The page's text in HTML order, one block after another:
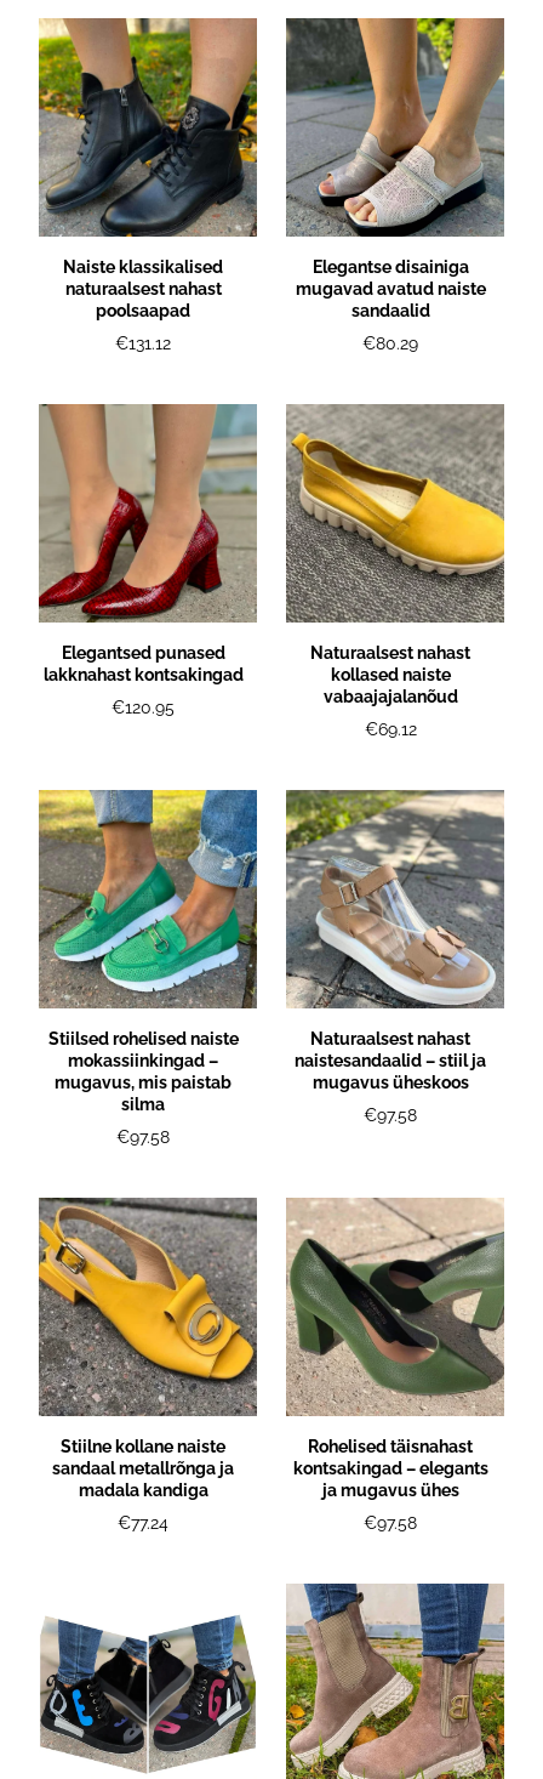
Naiste klassikalised
naturaalsest nahast
poolsaapad
€131.12
Elegantse disainiga
mugavad avatud naiste
sandaalid
€80.29
Elegantsed punased
lakknahast kontsakingad
€120.95
Naturaalsest nahast
kollased naiste
vabaajajalanõud
€69.12
Stiilsed rohelised naiste
mokassiinkingad –
mugavus, mis paistab
silma
€97.58
Naturaalsest nahast
naistesandaalid – stiil ja
mugavus üheskoos
€97.58
Stiilne kollane naiste
sandaal metallrõnga ja
madala kandiga
€77.24
Rohelised täisnahast
kontsakingad – elegants
ja mugavus ühes
€97.58